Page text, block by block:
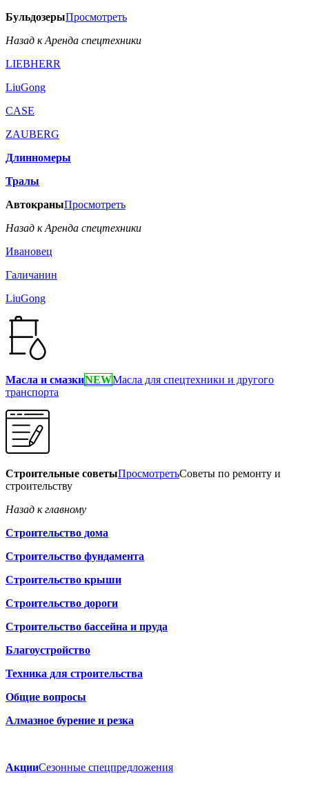
БульдозерыПросмотреть
Назад к Аренда спецтехники
LIEBHERR
LiuGong
CASE
ZAUBERG
Длинномеры
Тралы
АвтокраныПросмотреть
Назад к Аренда спецтехники
Ивановец
Галичанин
LiuGong
Масла и смазкиNEWМасла для спецтехники и другого
транспорта
Строительные советыПросмотретьСоветы по ремонту и
строительству
Назад к главному
Строительство дома
Строительство фундамента
Строительство крыши
Строительство дороги
Строительство бассейна и пруда
Благоустройство
Техника для строительства
Общие вопросы
Алмазное бурение и резка
АкцииСезонные спецпредложения